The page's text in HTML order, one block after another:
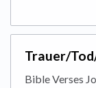
Trauer/
Bible Verses